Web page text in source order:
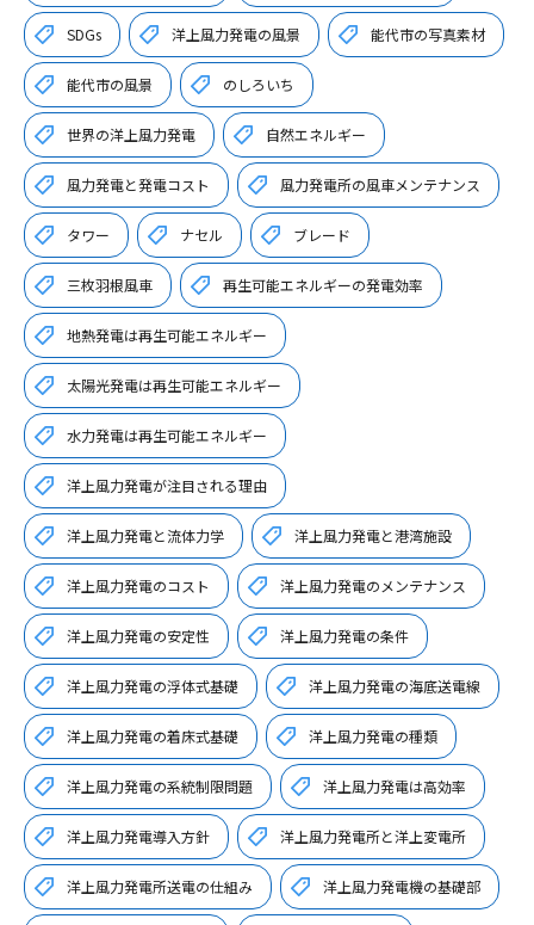
SDGs 洋上風力発電の風景 能代市の写真素材
能代市の風景 のしろいち
世界の洋上風力発電 自然エネルギー
風力発電と発電コスト 風力発電所の風車メンテナンス
タワー ナセル ブレード
三枚羽根風車 再生可能エネルギーの発電効率
地熱発電は再生可能エネルギー
太陽光発電は再生可能エネルギー
水力発電は再生可能エネルギー
洋上風力発電が注目される理由
洋上風力発電と流体力学 洋上風力発電と港湾施設
洋上風力発電のコスト 洋上風力発電のメンテナンス
洋上風力発電の安定性 洋上風力発電の条件
洋上風力発電の浮体式基礎 洋上風力発電の海底送電線
洋上風力発電の着床式基礎 洋上風力発電の種類
洋上風力発電の系統制限問題 洋上風力発電は高効率
洋上風力発電導入方針 洋上風力発電所と洋上変電所
洋上風力発電所送電の仕組み 洋上風力発電機の基礎部